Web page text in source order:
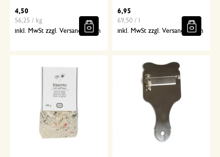
4,50
56,25 / kg
inkl. MwSt zzgl. Versandkosten
6,95
69,50 / l
inkl. MwSt zzgl. Versandkosten